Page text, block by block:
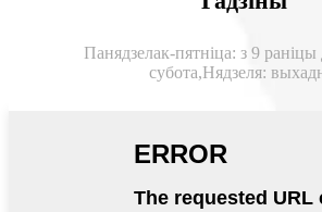
Панядзелак-пятніца: з 9 раніцы
субота,Нядзеля: